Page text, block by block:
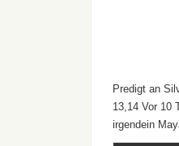
Predigt an
13,14 Vor 10
irgendein